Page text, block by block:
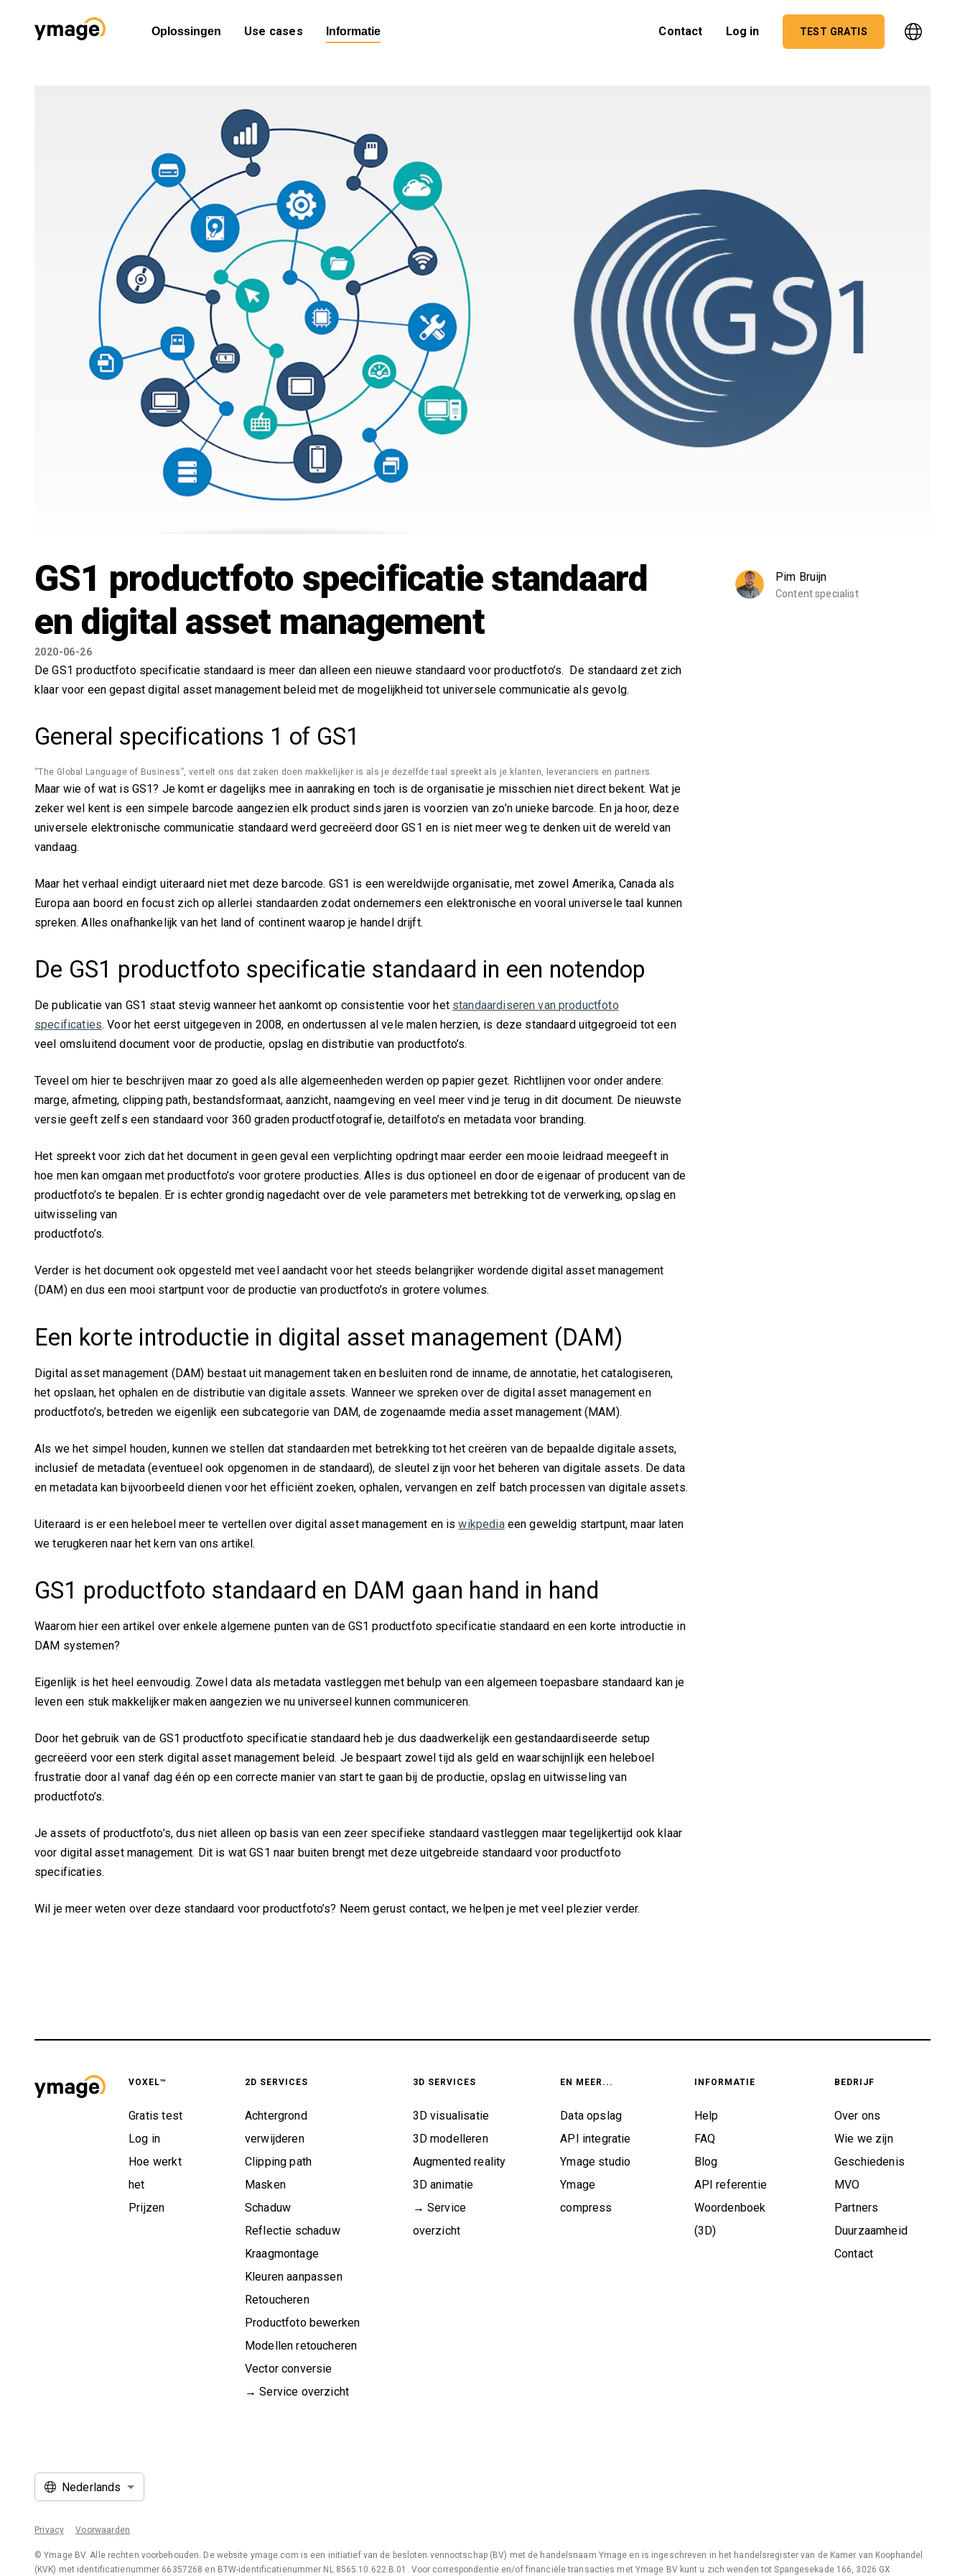
Oplossingen Use cases Informatie Contact Log in TEST GRATIS
Pim Bruijn
Content specialist
GS1 productfoto specificatie standaard
en digital asset management
2020-06-26
De GS1 productfoto specificatie standaard is meer dan alleen een nieuwe standaard voor productfoto’s. De standaard zet zich
klaar voor een gepast digital asset management beleid met de mogelijkheid tot universele communicatie als gevolg.
General specifications 1 of GS1
“The Global Language of Business”, vertelt ons dat zaken doen makkelijker is als je dezelfde taal spreekt als je klanten, leveranciers en partners.
Maar wie of wat is GS1? Je komt er dagelijks mee in aanraking en toch is de organisatie je misschien niet direct bekent. Wat je
zeker wel kent is een simpele barcode aangezien elk product sinds jaren is voorzien van zo’n unieke barcode. En ja hoor, deze
universele elektronische communicatie standaard werd gecreëerd door GS1 en is niet meer weg te denken uit de wereld van
vandaag.
Maar het verhaal eindigt uiteraard niet met deze barcode. GS1 is een wereldwijde organisatie, met zowel Amerika, Canada als
Europa aan boord en focust zich op allerlei standaarden zodat ondernemers een elektronische en vooral universele taal kunnen
spreken. Alles onafhankelijk van het land of continent waarop je handel drijft.
De GS1 productfoto specificatie standaard in een notendop
De publicatie van GS1 staat stevig wanneer het aankomt op consistentie voor het standaardiseren van productfoto
specificaties. Voor het eerst uitgegeven in 2008, en ondertussen al vele malen herzien, is deze standaard uitgegroeid tot een
veel omsluitend document voor de productie, opslag en distributie van productfoto’s.
Teveel om hier te beschrijven maar zo goed als alle algemeenheden werden op papier gezet. Richtlijnen voor onder andere:
marge, afmeting, clipping path, bestandsformaat, aanzicht, naamgeving en veel meer vind je terug in dit document. De nieuwste
versie geeft zelfs een standaard voor 360 graden productfotografie, detailfoto’s en metadata voor branding.
Het spreekt voor zich dat het document in geen geval een verplichting opdringt maar eerder een mooie leidraad meegeeft in
hoe men kan omgaan met productfoto’s voor grotere producties. Alles is dus optioneel en door de eigenaar of producent van de
productfoto’s te bepalen. Er is echter grondig nagedacht over de vele parameters met betrekking tot de verwerking, opslag en
uitwisseling van
productfoto’s.
Verder is het document ook opgesteld met veel aandacht voor het steeds belangrijker wordende digital asset management
(DAM) en dus een mooi startpunt voor de productie van productfoto’s in grotere volumes.
Een korte introductie in digital asset management (DAM)
Digital asset management (DAM) bestaat uit management taken en besluiten rond de inname, de annotatie, het catalogiseren,
het opslaan, het ophalen en de distributie van digitale assets. Wanneer we spreken over de digital asset management en
productfoto’s, betreden we eigenlijk een subcategorie van DAM, de zogenaamde media asset management (MAM).
Als we het simpel houden, kunnen we stellen dat standaarden met betrekking tot het creëren van de bepaalde digitale assets,
inclusief de metadata (eventueel ook opgenomen in de standaard), de sleutel zijn voor het beheren van digitale assets. De data
en metadata kan bijvoorbeeld dienen voor het efficiënt zoeken, ophalen, vervangen en zelf batch processen van digitale assets.
Uiteraard is er een heleboel meer te vertellen over digital asset management en iswikpediaeen geweldig startpunt, maar laten
we terugkeren naar het kern van ons artikel.
GS1 productfoto standaard en DAM gaan hand in hand
Waarom hier een artikel over enkele algemene punten van de GS1 productfoto specificatie standaard en een korte introductie in
DAM systemen?
Eigenlijk is het heel eenvoudig. Zowel data als metadata vastleggen met behulp van een algemeen toepasbare standaard kan je
leven een stuk makkelijker maken aangezien we nu universeel kunnen communiceren.
Door het gebruik van de GS1 productfoto specificatie standaard heb je dus daadwerkelijk een gestandaardiseerde setup
gecreëerd voor een sterk digital asset management beleid. Je bespaart zowel tijd als geld en waarschijnlijk een heleboel
frustratie door al vanaf dag één op een correcte manier van start te gaan bij de productie, opslag en uitwisseling van
productfoto’s.
Je assets of productfoto’s, dus niet alleen op basis van een zeer specifieke standaard vastleggen maar tegelijkertijd ook klaar
voor digital asset management. Dit is wat GS1 naar buiten brengt met deze uitgebreide standaard voor productfoto
specificaties.
Wil je meer weten over deze standaard voor productfoto’s? Neem gerust contact, we helpen je met veel plezier verder.
VOXEL™
Gratis test
Log in
Hoe werkt
het
Prijzen
2D SERVICES
Achtergrond
verwijderen
Clipping path
Masken
Schaduw
Reflectie schaduw
Kraagmontage
Kleuren aanpassen
Retoucheren
Productfoto bewerken
Modellen retoucheren
Vector conversie
→ Service overzicht
3D SERVICES
3D visualisatie
3D modelleren
Augmented reality
3D animatie
→ Service
overzicht
EN MEER...
Data opslag
API integratie
Ymage studio
Ymage
compress
INFORMATIE
Help
FAQ
Blog
API referentie
Woordenboek
(3D)
BEDRIJF
Over ons
Wie we zijn
Geschiedenis
MVO
Partners
Duurzaamheid
Contact
Nederlands
Privacy Voorwaarden
© Ymage BV. Alle rechten voorbehouden. De website ymage.com is een initiatief van de besloten vennootschap (BV) met de handelsnaam Ymage en is ingeschreven in het handelsregister van de Kamer van Koophandel
(KVK) met identificatienummer 66357268 en BTW-identificatienummer NL 8565.10.622.B.01. Voor correspondentie en/of financiële transacties met Ymage BV kunt u zich wenden tot Spangesekade 166, 3026 GX